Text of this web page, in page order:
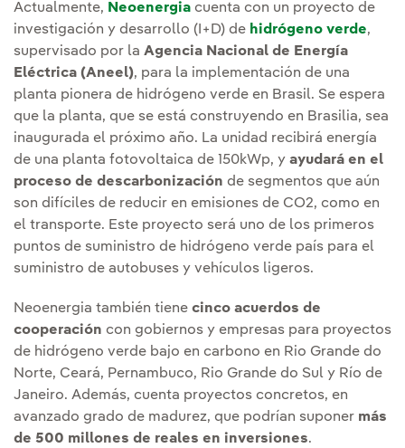
Actualmente, Neoenergia cuenta con un proyecto de
investigación y desarrollo (I+D) de hidrógeno verde,
supervisado por la Agencia Nacional de Energía
Eléctrica (Aneel), para la implementación de una
planta pionera de hidrógeno verde en Brasil. Se espera
que la planta, que se está construyendo en Brasilia, sea
inaugurada el próximo año. La unidad recibirá energía
de una planta fotovoltaica de 150kWp, y ayudará en el
proceso de descarbonización de segmentos que aún
son difíciles de reducir en emisiones de CO2, como en
el transporte. Este proyecto será uno de los primeros
puntos de suministro de hidrógeno verde país para el
suministro de autobuses y vehículos ligeros.
Neoenergia también tiene cinco acuerdos de
cooperación con gobiernos y empresas para proyectos
de hidrógeno verde bajo en carbono en Rio Grande do
Norte, Ceará, Pernambuco, Rio Grande do Sul y Río de
Janeiro. Además, cuenta proyectos concretos, en
avanzado grado de madurez, que podrían suponer más
de 500 millones de reales en inversiones.